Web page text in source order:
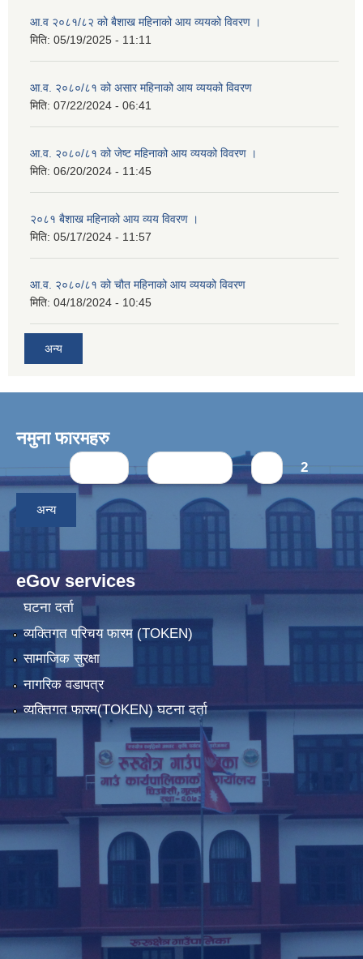
आ.व २०८१/८२ को बैशाख महिनाको आय व्ययको विवरण ।
मिति: 05/19/2025 - 11:11
आ.व. २०८०/८१ को असार महिनाको आय व्ययको विवरण
मिति: 07/22/2024 - 06:41
आ.व. २०८०/८१ को जेष्ट महिनाको आय व्ययको विवरण ।
मिति: 06/20/2024 - 11:45
२०८१ बैशाख महिनाको आय व्यय विवरण ।
मिति: 05/17/2024 - 11:57
आ.व. २०८०/८१ को चौत महिनाको आय व्ययको विवरण
मिति: 04/18/2024 - 10:45
अन्य
नमुना फारमहरु
Pages 2
अन्य
eGov services
घटना दर्ता
व्यक्तिगत परिचय फारम (TOKEN)
सामाजिक सुरक्षा
नागरिक वडापत्र
व्यक्तिगत फारम(TOKEN) घटना दर्ता